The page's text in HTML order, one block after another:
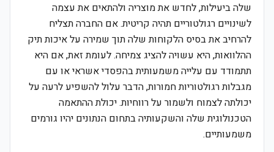
שלה ביעילות, לחדש את מוצריה ולהתאים את עצמה
לשינויים רגולטוריים תהיה קריטית. אם החברה תצליח
להרחיב את בסיס הלקוחות שלה תוך שמירה על איכות תיק
ההלוואות, היא עשויה להציג צמיחה. לעומת זאת, אם היא
תתמודד עם עלייה משמעותית בהפסדי אשראי או עם
מגבלות רגולטוריות חמורות, הדבר עלול להשפיע לרעה על
יכולתה לצמוח ולשמור על רווחיות. יכולת ההתאמה
הטכנולוגית שלה והשקעותיה בתחום הנתונים יהיו גורמים
משמעותיים.